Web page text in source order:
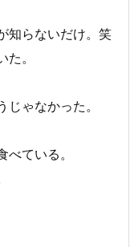
知らないだけ。笑
。
ゃなかった。
ている。